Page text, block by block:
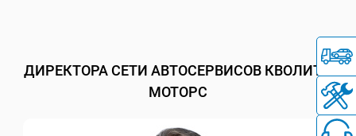
ДИРЕКТОРА СЕТИ АВТОСЕРВИСОВ КВОЛИТИ
МОТОРС